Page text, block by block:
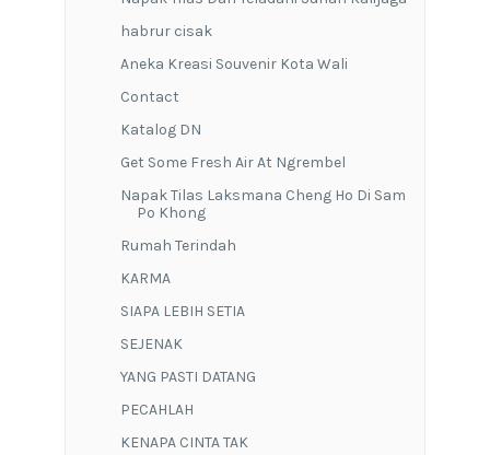
habrur cisak
Aneka Kreasi Souvenir Kota Wali
Contact
Katalog DN
Get Some Fresh Air At Ngrembel
Napak Tilas Laksmana Cheng Ho Di Sam
Po Khong
Rumah Terindah
KARMA
SIAPA LEBIH SETIA
SEJENAK
YANG PASTI DATANG
PECAHLAH
KENAPA CINTA TAK